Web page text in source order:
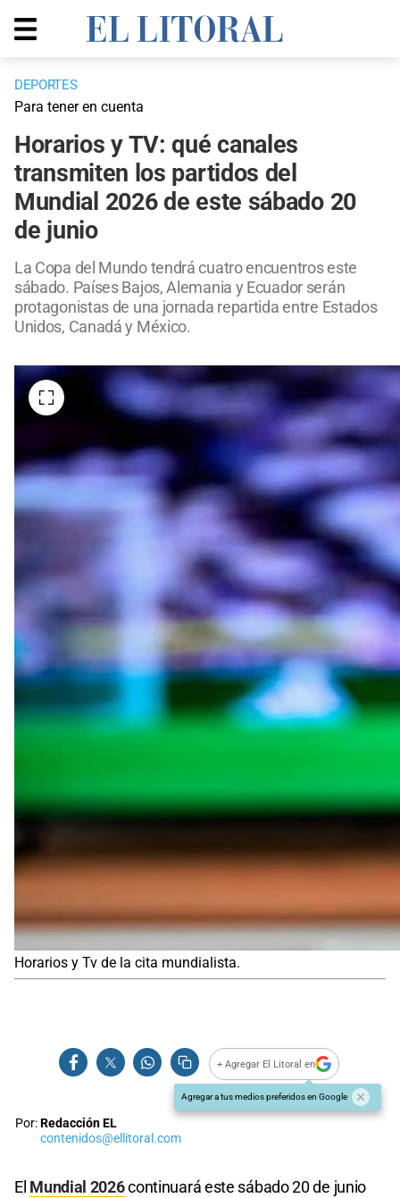
DEPORTES
Para tener en cuenta
Horarios y TV: qué canales
transmiten los partidos del
Mundial 2026 de este sábado 20
de junio
La Copa del Mundo tendrá cuatro encuentros este
sábado. Países Bajos, Alemania y Ecuador serán
protagonistas de una jornada repartida entre Estados
Unidos, Canadá y México.
Horarios y Tv de la cita mundialista.
+ Agregar El Litoral en
Agregar a tus medios preferidos en Google
Por:Redacción EL
contenidos@ellitoral.com
El Mundial 2026continuará este sábado 20 de junio